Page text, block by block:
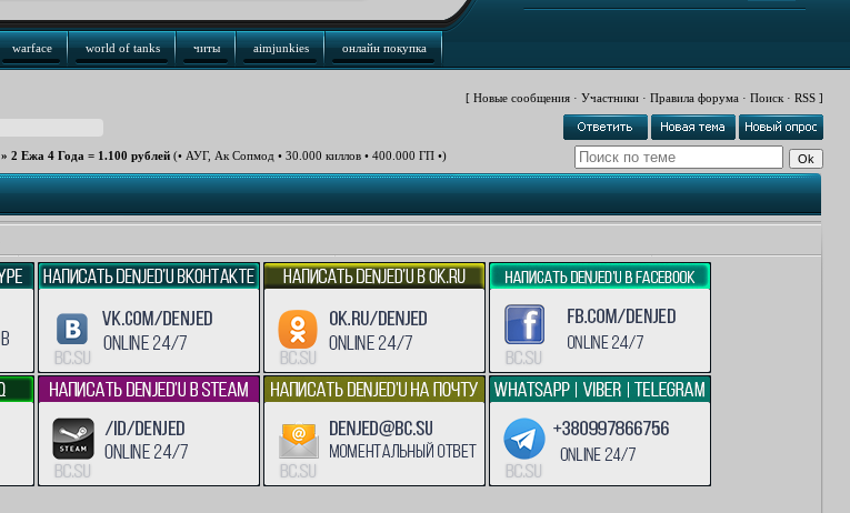
warface world of tanks читы aimjunkies онлайн покупка
[ Новые сообщения · Участники · Правила форума · Поиск · RSS ]
» 2 Ежа 4 Года = 1.100 рублей (• АУГ, Ак Сопмод • 30.000 киллов • 400.000 ГП •)